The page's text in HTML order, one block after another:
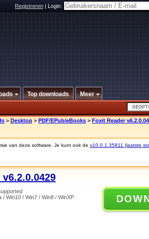
Registreren|Login:
Top downloads Meer
> Desktop > PDF/EPub/eBooks > Foxit Reader
van deze software. Je kunt ook de v10.0.1.35811 (laatste
/ Win10 / Win7 / Win8 / WinXP